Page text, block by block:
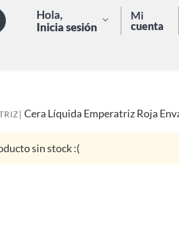
Hola,
Inicia sesión
Mi
cuenta
| Cera Líquida Emperatriz Roja
sin stock :(